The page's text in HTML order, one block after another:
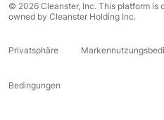
© 2026 Cleanster, Inc. This platform is
owned by Cleanster Holding Inc.
Privatsphäre
Bedingungen